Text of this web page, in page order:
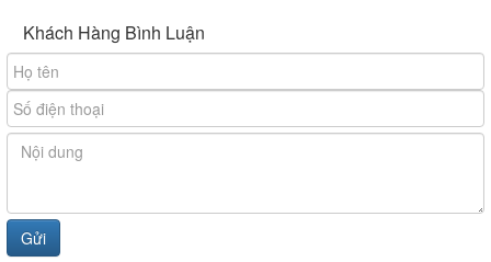
Khách Hàng Bình Luận